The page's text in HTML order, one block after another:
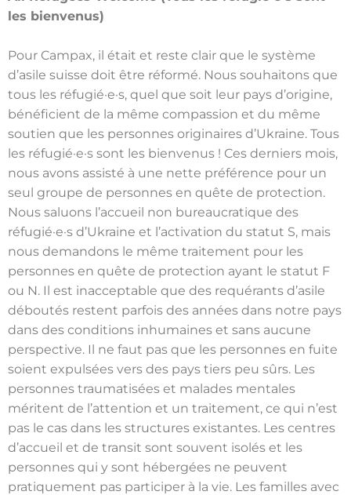
les bienvenus)
Pour Campax, il était et reste clair que le système
d’asile suisse doit être réformé. Nous souhaitons que
tous les réfugié·e·s, quel que soit leur pays d’origine,
bénéficient de la même compassion et du même
soutien que les personnes originaires d’Ukraine. Tous
les réfugié·e·s sont les bienvenus ! Ces derniers mois,
nous avons assisté à une nette préférence pour un
seul groupe de personnes en quête de protection.
Nous saluons l’accueil non bureaucratique des
réfugié·e·s d’Ukraine et l’activation du statut S, mais
nous demandons le même traitement pour les
personnes en quête de protection ayant le statut F
ou N. Il est inacceptable que des requérants d’asile
déboutés restent parfois des années dans notre pays
dans des conditions inhumaines et sans aucune
perspective. Il ne faut pas que les personnes en fuite
soient expulsées vers des pays tiers peu sûrs. Les
personnes traumatisées et malades mentales
méritent de l’attention et un traitement, ce qui n’est
pas le cas dans les structures existantes. Les centres
d’accueil et de transit sont souvent isolés et les
personnes qui y sont hébergées ne peuvent
pratiquement pas participer à la vie. Les familles avec